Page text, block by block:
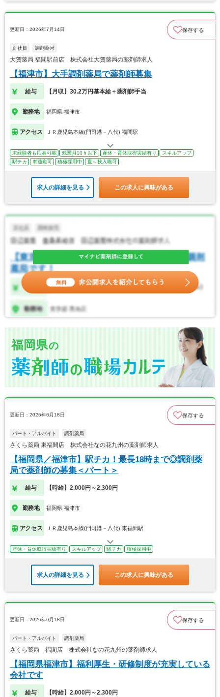
更新日：2026年7月14日 保存する
正社員 調剤薬局
大賀薬局 福間駅前店 株式会社大賀薬局の薬剤師求人
【福津市】大手調剤薬局で薬剤師募集
給与 【月収】30.2万円基本給＋薬剤師手当
勤務地 福岡県 福津市
アクセス ＪＲ鹿児島本線(門司港－八代) 福間駅
未経験者も応募可能 残業月10ｈ以下 産休・育休取得実績有り
スキルアップ
駅チカ
車通勤可 積極採用中 夏～秋入職可
求人の詳細を見る この求人に興味がある
福岡県の
更新日：2026年6月18日 保存する
パート・アルバイト 調剤薬局
さくら薬局 東福間店 株式会社なの花九州の薬剤師求人
【福岡県／福津市】駅チカ！最長18時まで◎調剤薬
局で薬剤師の募集＜パート＞
給与 【時給】2,000円～2,300円
勤務地 福岡県 福津市
アクセス ＪＲ鹿児島本線(門司港－八代) 東福間駅
産休・育休取得実績有り スキルアップ 駅チカ 積極採用中
求人の詳細を見る この求人に興味がある
更新日：2026年6月18日 保存する
パート・アルバイト 調剤薬局
さくら薬局 福間店 株式会社なの花九州の薬剤師求人
【福岡県福津市】福利厚生・研修制度が充実している
会社です
給与 【時給】2,000円～2,300円